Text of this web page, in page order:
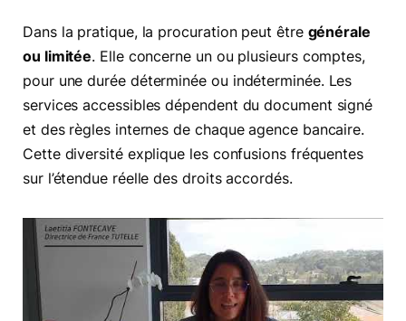
Dans la pratique, la procuration peut être générale
ou limitée. Elle concerne un ou plusieurs comptes,
pour une durée déterminée ou indéterminée. Les
services accessibles dépendent du document signé
et des règles internes de chaque agence bancaire.
Cette diversité explique les confusions fréquentes
sur l’étendue réelle des droits accordés.